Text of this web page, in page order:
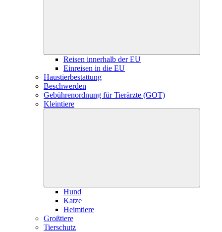
Reisen innerhalb der EU
Einreisen in die EU
Haustierbestattung
Beschwerden
Gebührenordnung für Tierärzte (GOT)
Kleintiere
Hund
Katze
Heimtiere
Großtiere
Tierschutz